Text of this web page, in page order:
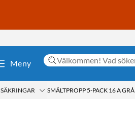
Meny
SÄKRINGAR SMÄLTPROPP 5-PACK 16 A GRÅ